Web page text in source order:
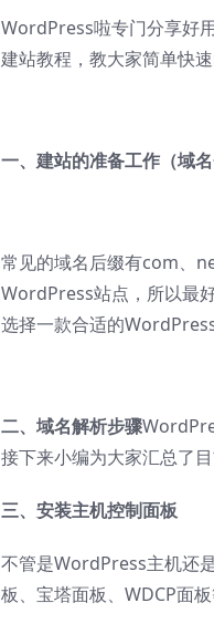
WordPress啦专门分享好
建站教程，教大家简单快
一、建站的准备工作（域名
常见的域名后缀有com、
WordPress站点，所以最
选择一款合适的
二、域名解析步骤
接下来小编为大家汇总了
三、安装主机控制面板
不管是WordPress主机还
板、宝塔面板、WDCP面板